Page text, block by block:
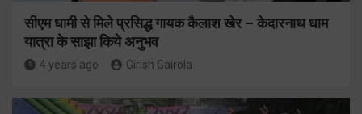
सीएम धामी से मिले प्रसिद्ध गायक कैलाश खेर – केदारनाथ धाम
यात्रा के साझा किये अनुभव
4 years ago Girish Gairola